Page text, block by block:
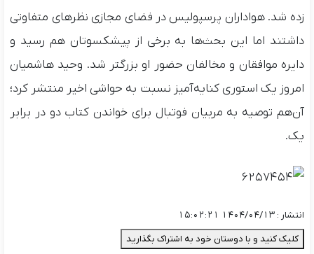
زده شد. هواداران پرسپولیس در فضای مجازی نظرهای متفاوتی
داشتند اما این بحث‌ها به برخی از پیشکسوتان هم رسید و
دایره موافقان و مخالفان حضور او بزرگتر شد. وحید هاشمیان
امروز یک استوری کنایه‌آمیز نسبت به حواشی اخیر منتشر کرد؛
آن‌هم توصیه به مربیان فوتبال برای خواندن کتاب دو در برابر
یک.
انتشار : ۱۴۰۴/۰۴/۱۳ ۱۵:۰۲:۲۱
کلیک کنید و با دوستان خود به اشتراک بگذارید